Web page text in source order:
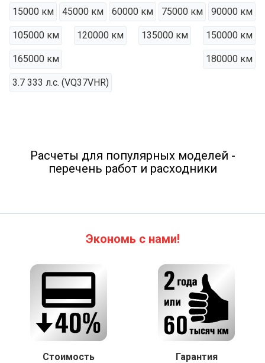
15000 км 45000 км 60000 км 75000 км 90000 км
105000 км 120000 км 135000 км 150000 км
165000 км 180000 км
3.7 333 л.с. (VQ37VHR)
Расчеты для популярных моделей -
перечень работ и расходники
Экономь с нами!
Стоимость
Гарантия